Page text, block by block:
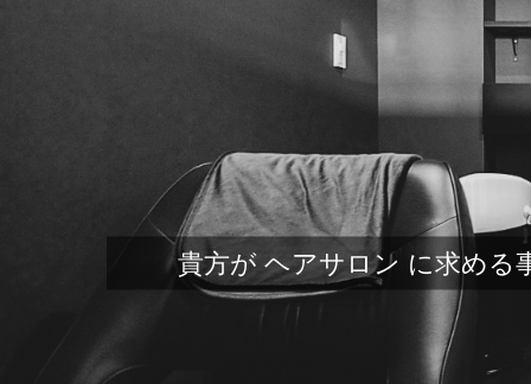
貴方が ヘアサロン に求める